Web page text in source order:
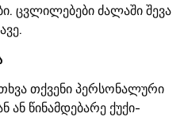
ცვლილებები ძალაში შევა
თქვენი პერსონალური
ან წინამდებარე ქუქი-